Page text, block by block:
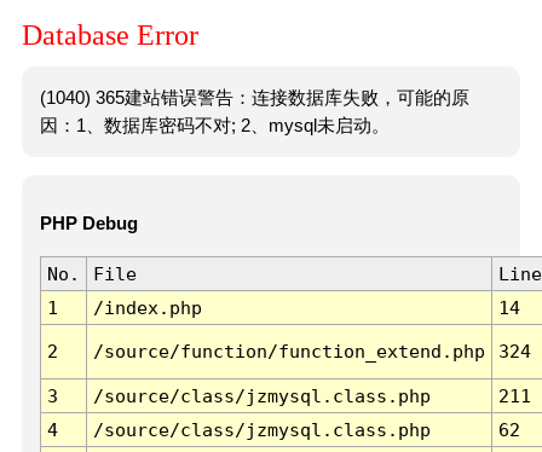
Database Error
(1040) 365建站错误警告：连接数据库失败，可能的原
因：1、数据库密码不对; 2、mysql未启动。
PHP Debug
No. File
Line
1
/index.php 14
2 /source/function/function_extend.php 324
3 /source/class/jzmysql.class.php
211
4
/source/class/jzmysql.class.php
62